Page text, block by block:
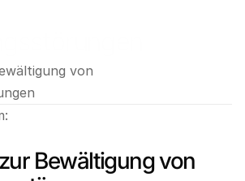
von
Bewältigung von